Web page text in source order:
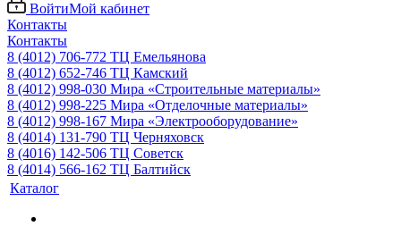
ВойтиМой кабинет
Контакты
Контакты
8 (4012) 706-772 ТЦ Емельянова
8 (4012) 652-746 ТЦ Камский
8 (4012) 998-030 Мира «Строительные материалы»
8 (4012) 998-225 Мира «Отделочные материалы»
8 (4012) 998-167 Мира «Электрооборудование»
8 (4014) 131-790 ТЦ Черняховск
8 (4016) 142-506 ТЦ Советск
8 (4014) 566-162 ТЦ Балтийск
Каталог